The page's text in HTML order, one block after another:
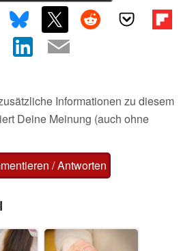
Informationen zu diesem
Deine Meinung (auch ohne
/ Antworten